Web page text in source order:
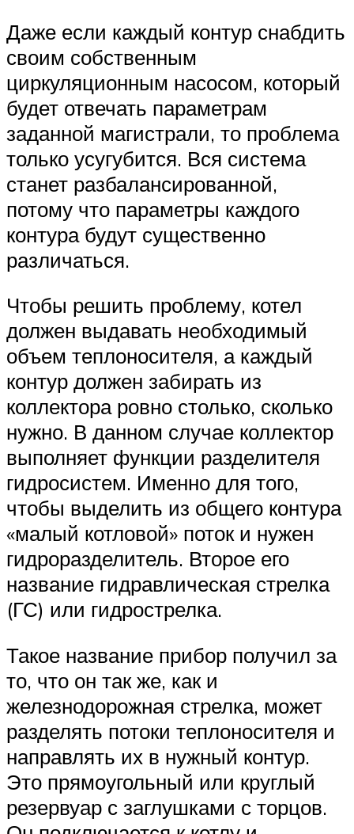
Даже если каждый контур снабдить
своим собственным
циркуляционным насосом, который
будет отвечать параметрам
заданной магистрали, то проблема
только усугубится. Вся система
станет разбалансированной,
потому что параметры каждого
контура будут существенно
различаться.
Чтобы решить проблему, котел
должен выдавать необходимый
объем теплоносителя, а каждый
контур должен забирать из
коллектора ровно столько, сколько
нужно. В данном случае коллектор
выполняет функции разделителя
гидросистем. Именно для того,
чтобы выделить из общего контура
«малый котловой» поток и нужен
гидроразделитель. Второе его
название гидравлическая стрелка
(ГС) или гидрострелка.
Такое название прибор получил за
то, что он так же, как и
железнодорожная стрелка, может
разделять потоки теплоносителя и
направлять их в нужный контур.
Это прямоугольный или круглый
резервуар с заглушками с торцов.